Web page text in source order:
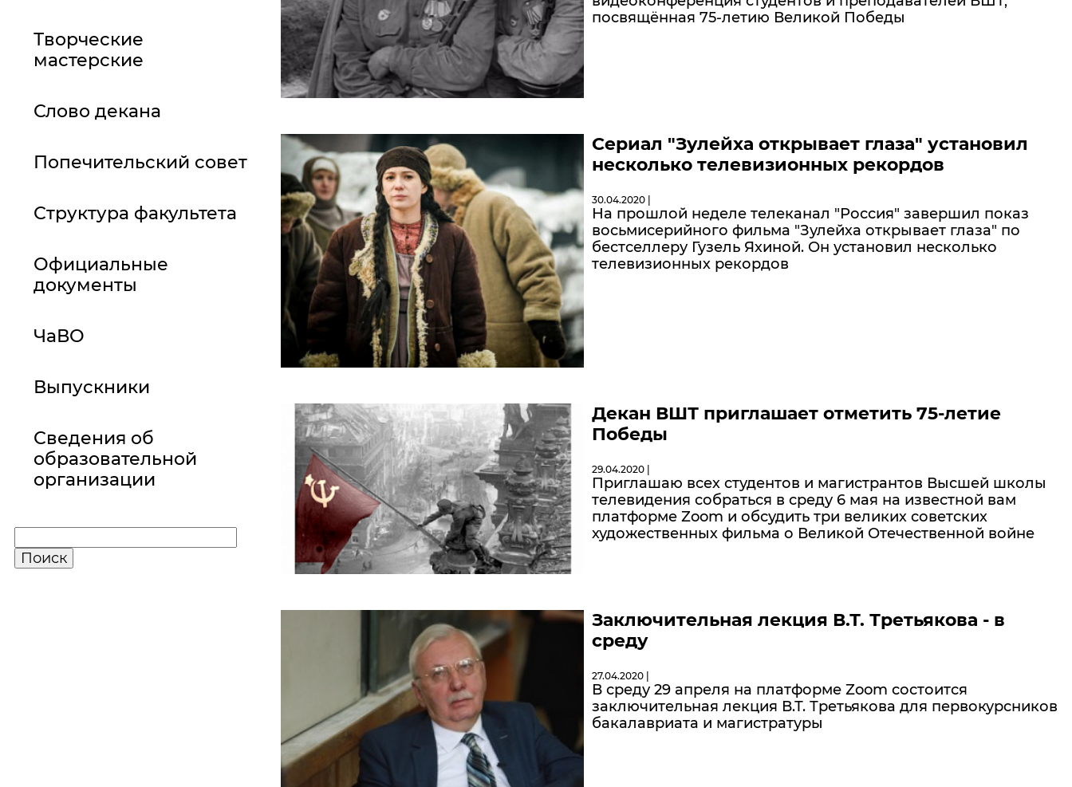
Творческие
мастерские
Слово декана
Попечительский совет
Структура факультета
Официальные
документы
ЧаВО
Выпускники
Сведения об
образовательной
организации
посвящённая 75-летию Великой Победы
Сериал "Зулейха открывает глаза" установил
несколько телевизионных рекордов
30.04.2020 |
На прошлой неделе телеканал "Россия" завершил показ
восьмисерийного фильма "Зулейха открывает глаза" по
бестселлеру Гузель Яхиной. Он установил несколько
телевизионных рекордов
Декан ВШТ приглашает отметить 75-летие
Победы
29.04.2020 |
Приглашаю всех студентов и магистрантов Высшей школы
телевидения собраться в среду 6 мая на известной вам
платформе Zoom и обсудить три великих советских
художественных фильма о Великой Отечественной войне
Заключительная лекция В.Т. Третьякова - в
среду
27.04.2020 |
В среду 29 апреля на платформе Zoom состоится
заключительная лекция В.Т. Третьякова для первокурсников
бакалавриата и магистратуры